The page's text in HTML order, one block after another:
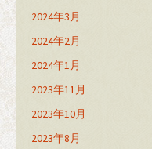
2024年3月
2024年2月
2024年1月
2023年11月
2023年10月
2023年8月